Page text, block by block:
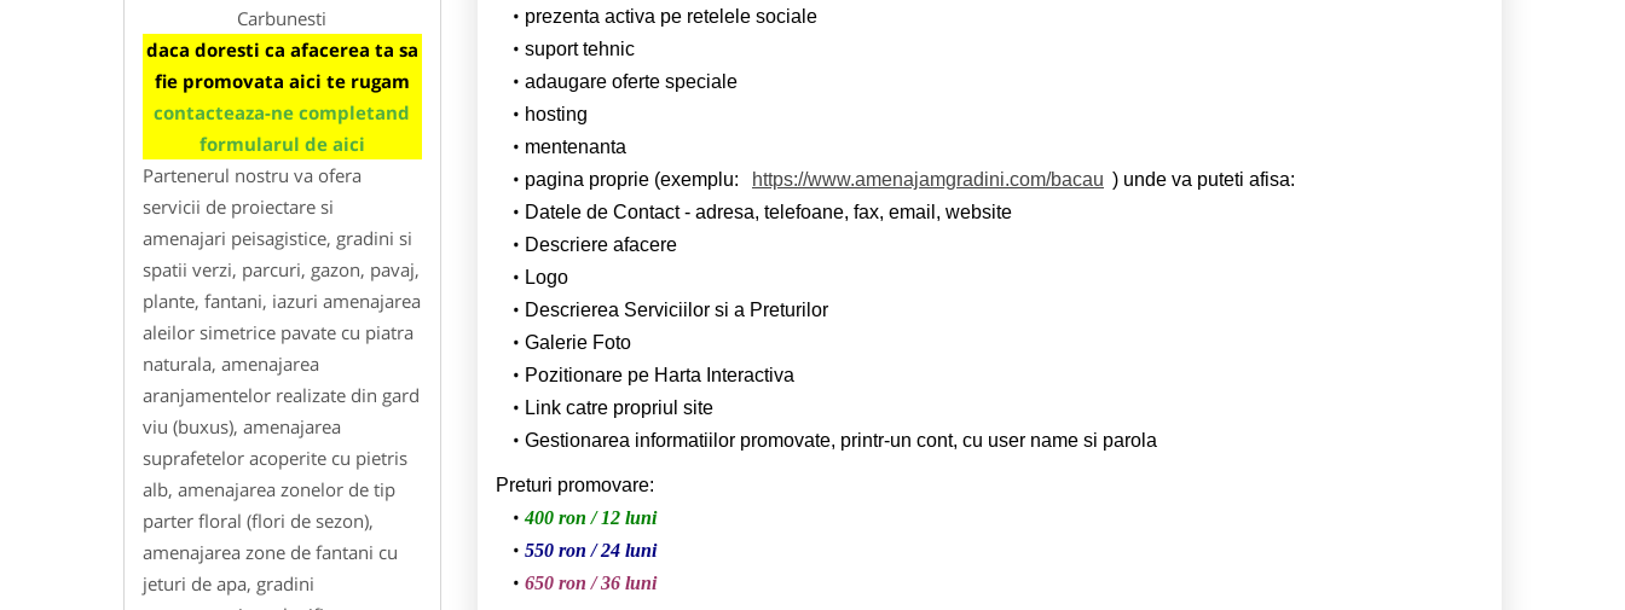
Carbunesti
daca doresti ca afacerea ta sa
fie promovata aici te rugam
contacteaza-ne completand
formularul de aici
Partenerul nostru va ofera
servicii de proiectare si
amenajari peisagistice, gradini si
spatii verzi, parcuri, gazon, pavaj,
plante, fantani, iazuri amenajarea
aleilor simetrice pavate cu piatra
naturala, amenajarea
aranjamentelor realizate din gard
viu (buxus), amenajarea
suprafetelor acoperite cu pietris
alb, amenajarea zonelor de tip
parter floral (flori de sezon),
amenajarea zone de fantani cu
jeturi de apa, gradini
prezenta activa pe retelele sociale
suport tehnic
adaugare oferte speciale
hosting
mentenanta
pagina proprie (exemplu:
https://www.amenajamgradini.com/bacau ) unde va puteti afisa:
Datele de Contact - adresa, telefoane, fax, email, website
Descriere afacere
Logo
Descrierea Serviciilor si a Preturilor
Galerie Foto
Pozitionare pe Harta Interactiva
Link catre propriul site
Gestionarea informatiilor promovate, printr-un cont, cu user name si parola
Preturi promovare:
400 ron / 12 luni
550 ron / 24 luni
650 ron / 36 luni